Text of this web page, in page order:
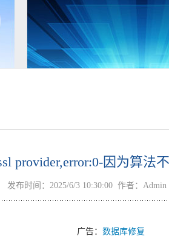
provider,error:0-因为算
发布时间：2025/6/3 10:30:00 作者：
广告： 数据库修复